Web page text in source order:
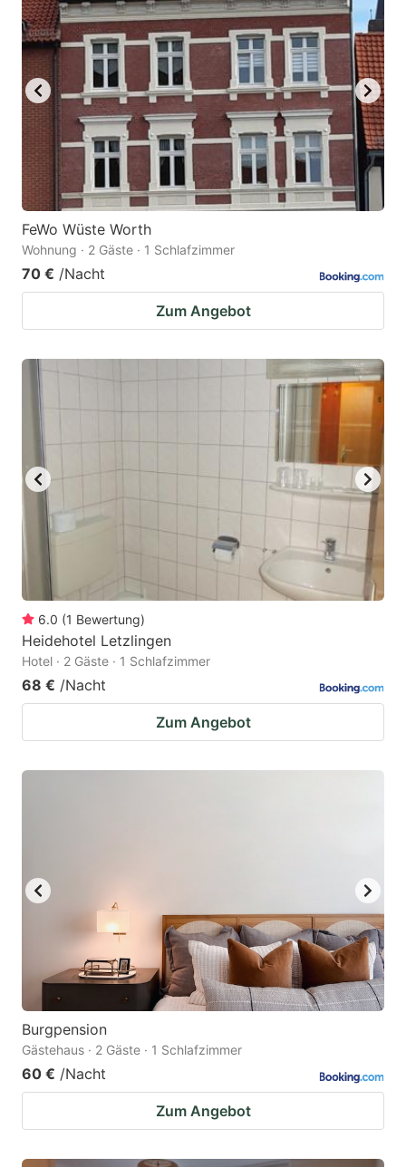
FeWo Wüste Worth
Wohnung · 2 Gäste · 1 Schlafzimmer
70 € /Nacht
Zum Angebot
6.0 (1 Bewertung)
Heidehotel Letzlingen
Hotel · 2 Gäste · 1 Schlafzimmer
68 € /Nacht
Zum Angebot
Burgpension
Gästehaus · 2 Gäste · 1 Schlafzimmer
60 € /Nacht
Zum Angebot